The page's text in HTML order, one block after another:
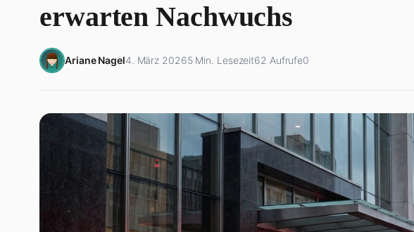
erwarten Nachwuchs
Ariane Nagel4. März 20265 Min. Lesezeit62 Aufrufe0